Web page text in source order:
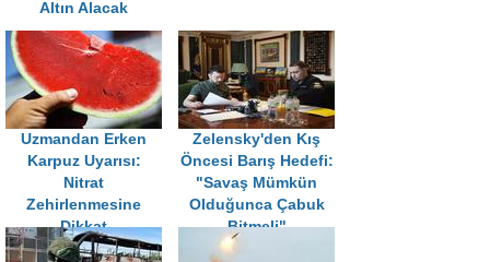
Altın Alacak
Uzmandan Erken
Karpuz Uyarısı:
Nitrat
Zehirlenmesine
Dikkat
Zelensky'den Kış
Öncesi Barış Hedefi:
"Savaş Mümkün
Olduğunca Çabuk
Bitmeli"